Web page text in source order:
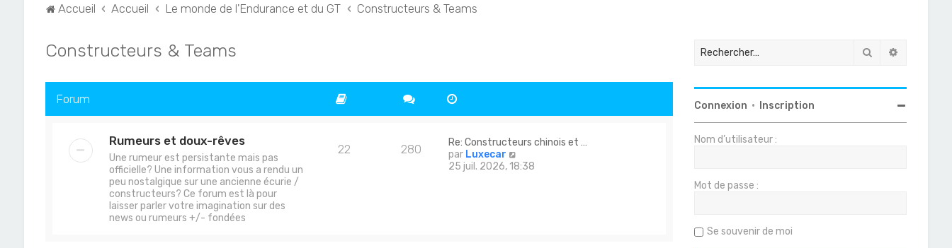
Accueil Accueil Le monde de l'Endurance et du GT Constructeurs & Teams
Constructeurs & Teams
Forum
Rumeurs et doux-rêves
Une rumeur est persistante mais pas
officielle? Une information vous a rendu un
peu nostalgique sur une ancienne écurie /
constructeurs? Ce forum est là pour
laisser parler votre imagination sur des
news ou rumeurs +/- fondées
22 280
Re: Constructeurs chinois et …
par Luxecar
o
25 juil. 2026, 18:38
Rechercher
Connexion • Inscription
Nom d’utilisateur :
Mot de passe :
Se souvenir de moi